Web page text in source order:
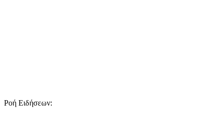
Ροή Ειδήσεων: